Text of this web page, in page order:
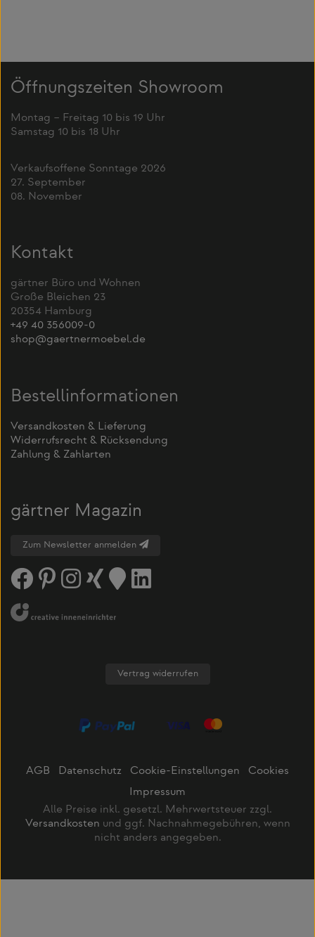
Öffnungszeiten Showroom
Montag – Freitag 10 bis 19 Uhr
Samstag 10 bis 18 Uhr
Verkaufsoffene Sonntage 2026
27. September
08. November
Kontakt
gärtner Büro und Wohnen
Große Bleichen 23
20354 Hamburg
+49 40 356009-0
shop@gaertnermoebel.de
Bestellinformationen
Versandkosten & Lieferung
Widerrufsrecht & Rücksendung
Zahlung & Zahlarten
gärtner Magazin
Zum Newsletter anmelden
Vertrag widerrufen
AGB Datenschutz Cookie-Einstellungen
Cookies
Impressum
Alle Preise inkl. gesetzl. Mehrwertsteuer zzgl.
Versandkosten und ggf. Nachnahmegebühren, wenn
nicht anders angegeben.